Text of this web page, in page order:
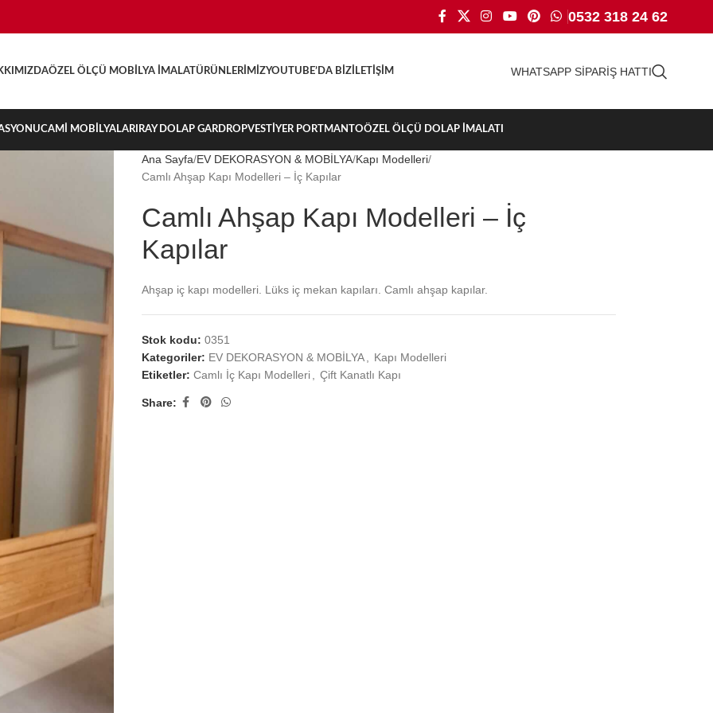
0532 318 24 62
ÖZEL ÖLÇÜ MOBILYA İMALATÜRÜNLERIMIZYOUTUBE’DA BIZ İLETIŞIM WHATSAPP SİPARİŞ HATTI
CAMI MOBILYALARI RAY DOLAP GARDROPVESTIYER PORTMANTOÖZEL ÖLÇÜ DOLAP İMALATI
Ana Sayfa EV DEKORASYON & MOBİLYA Kapı Modelleri
Camlı Ahşap Kapı Modelleri – İç Kapılar
Camlı Ahşap Kapı Modelleri – İç
Kapılar
Ahşap iç kapı modelleri. Lüks iç mekan kapıları. Camlı ahşap kapılar.
Stok kodu: 0351
Kategoriler: EV DEKORASYON & MOBİLYA
Kapı Modelleri
Etiketler: Camlı İç Kapı Modelleri Çift Kanatlı Kapı
Share: